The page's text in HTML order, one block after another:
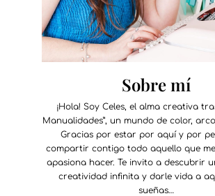
Sobre mí
¡Hola! Soy Celes, el alma creativa
Manualidades”, un mundo de color,
Gracias por estar por aquí y por
compartir contigo todo aquello que
apasiona hacer. Te invito a descubrir
creatividad infinita y darle vida a
sueñas…